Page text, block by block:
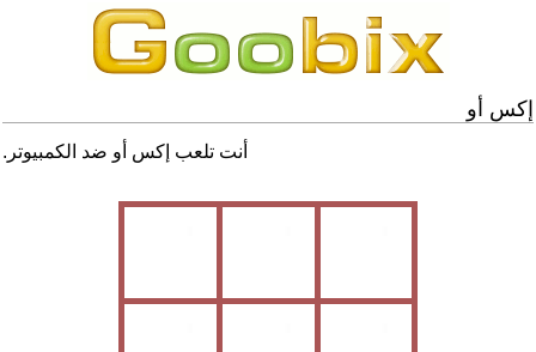
إكس أو
أنت تلعب إكس أو ضد الكمبيوتر.